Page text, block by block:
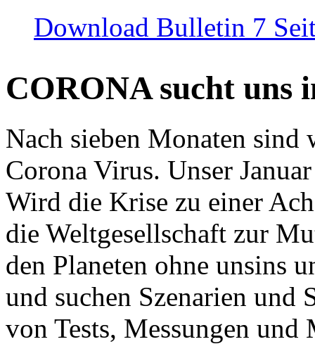
Download Bulletin 7
CORONA sucht uns
Nach sieben Monaten
Corona Virus. Unser
Wird die Krise zu einer
die Weltgesellschaft zur
den Planeten ohne unsins
und suchen Szenarien und
von Tests, Messungen und